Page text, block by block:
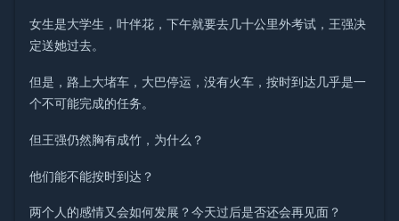
女生是大学生，叶伴花，下午就要去几十公里外考试，王强决
定送她过去。
但是，路上大堵车，大巴停运，没有火车，按时到达几乎是一
个不可能完成的任务。
但王强仍然胸有成竹，为什么？
他们能不能按时到达？
两个人的感情又会如何发展？今天过后是否还会再见面？